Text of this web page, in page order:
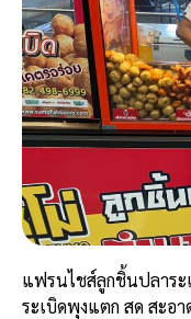
แฟรนไชส์ลูกชิ้นปลาระ
ระเบิดพุงแตก สด สะอ